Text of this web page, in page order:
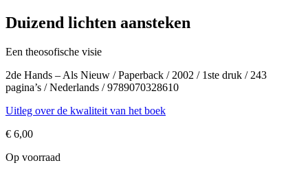
Duizend lichten aansteken
Een theosofische visie
2de Hands – Als Nieuw / Paperback / 2002 / 1ste druk / 243
pagina’s / Nederlands / 9789070328610
Uitleg over de kwaliteit van het boek
€ 6,00
Op voorraad